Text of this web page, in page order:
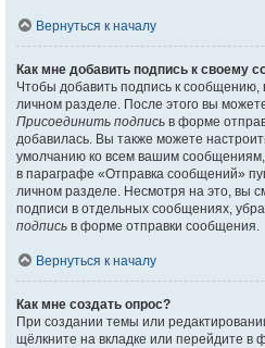
Вернуться к началу
Как мне добавить подпись к своему
Чтобы добавить подпись к
личном разделе. После этого вы
Присоединить подпись в форме
добавилась. Вы также можете
умолчанию ко всем вашим
в параграфе «Отправка сообщений»
личном разделе. Несмотря на это, вы
подписи в отдельных сообщениях,
подпись в форме отправки сообщения.
Вернуться к началу
Как мне создать опрос?
При создании темы или
щёлкните на вкладке или перейдите в